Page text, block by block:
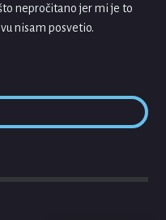
nepročitano jer mi je to
nisam posvetio.